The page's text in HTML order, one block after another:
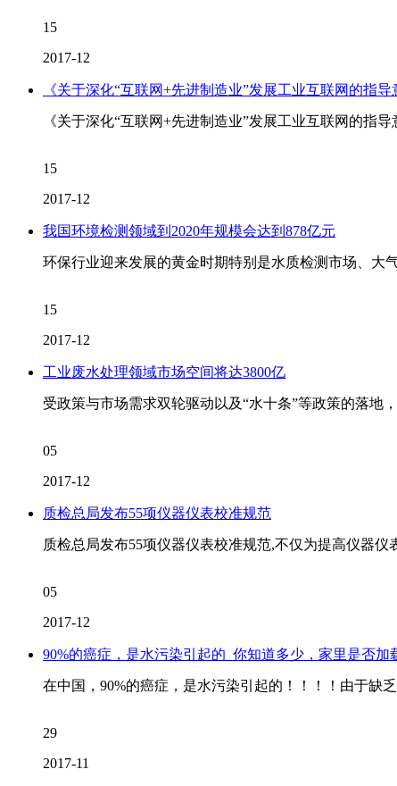
15
2017-12
《关于深化“互联网+先进制造业”发展工业互联网的指
《关于深化“互联网+先进制造业”发展工业互联网的指
15
2017-12
我国环境检测领域到2020年规模会达到878亿元
环保行业迎来发展的黄金时期特别是水质检测市场、大
15
2017-12
工业废水处理领域市场空间将达3800亿
受政策与市场需求双轮驱动以及“水十条”等政策的落地
05
2017-12
质检总局发布55项仪器仪表校准规范
质检总局发布55项仪器仪表校准规范,不仅为提高仪器
05
2017-12
90%的癌症，是水污染引起的_你知道多少，家里是否加
在中国，90%的癌症，是水污染引起的！！！！由于缺
29
2017-11